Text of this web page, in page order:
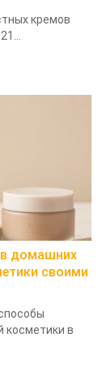
кремов
в домашних
своими
косметики в